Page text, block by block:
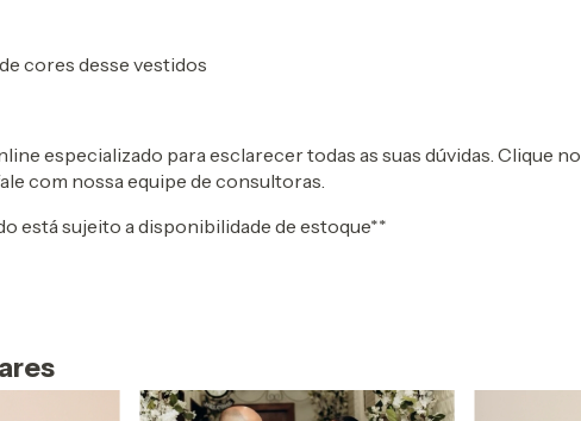
cores desse vestidos
especializado para esclarecer todas as suas dúvidas. Clique no
com nossa equipe de consultoras.
está sujeito a disponibilidade de estoque**